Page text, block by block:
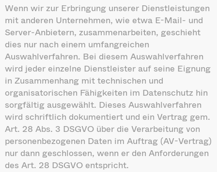
Wenn wir zur Erbringung unserer Dienstleistungen
mit anderen Unternehmen, wie etwa E-Mail- und
Server-Anbietern, zusammenarbeiten, geschieht
dies nur nach einem umfangreichen
Auswahlverfahren. Bei diesem Auswahlverfahren
wird jeder einzelne Dienstleister auf seine Eignung
in Zusammenhang mit technischen und
organisatorischen Fähigkeiten im Datenschutz hin
sorgfältig ausgewählt. Dieses Auswahlverfahren
wird schriftlich dokumentiert und ein Vertrag gem.
Art. 28 Abs. 3 DSGVO über die Verarbeitung von
personenbezogenen Daten im Auftrag (AV-Vertrag)
nur dann geschlossen, wenn er den Anforderungen
des Art. 28 DSGVO entspricht.